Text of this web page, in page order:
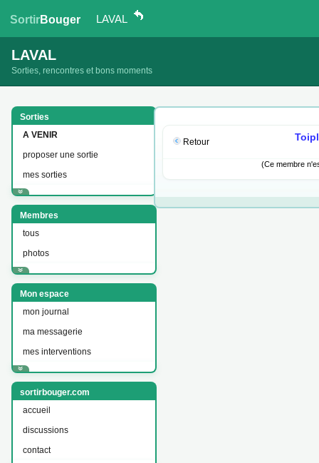
SortirBouger LAVAL
LAVAL
Sorties, rencontres et bons moments
Sorties
A VENIR
proposer une sortie
mes sorties
Membres
tous
photos
Mon espace
mon journal
ma messagerie
mes interventions
sortirbouger.com
accueil
discussions
contact
Retour
(Ce membre